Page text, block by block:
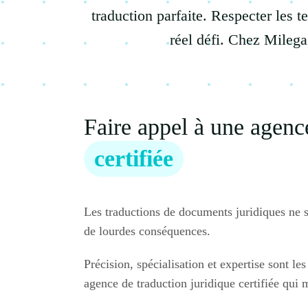
traduction parfaite. Respecter les
réel défi. Chez
Faire appel à une
certifiée
Les traductions de documents juridiques ne
de lourdes conséquences.
Précision, spécialisation et expertise sont
agence de traduction juridique certifiée qui